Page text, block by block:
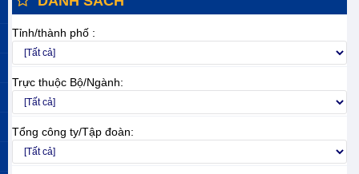
Tỉnh/thành phố :
Trực thuộc Bộ/Ngành:
Tổng công ty/Tập đoàn: